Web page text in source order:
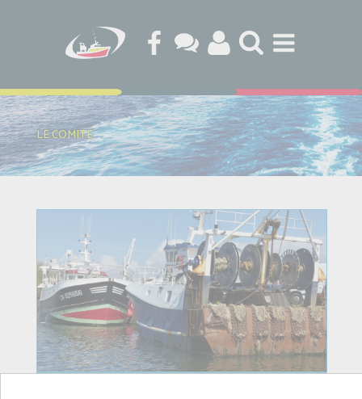
LE COMITÉ